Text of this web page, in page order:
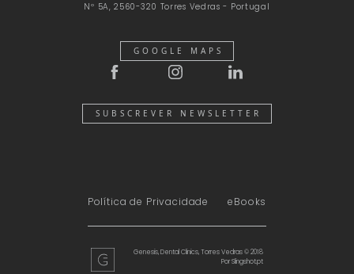
Nº 5A, 2560-320 Torres Vedras - Portugal
GOOGLE MAPS
SUBSCREVER NEWSLETTER
Política de Privacidade eBooks
Genesis, Dental Clinics, Torres Vedras © 2018
PorSlingshot.pt